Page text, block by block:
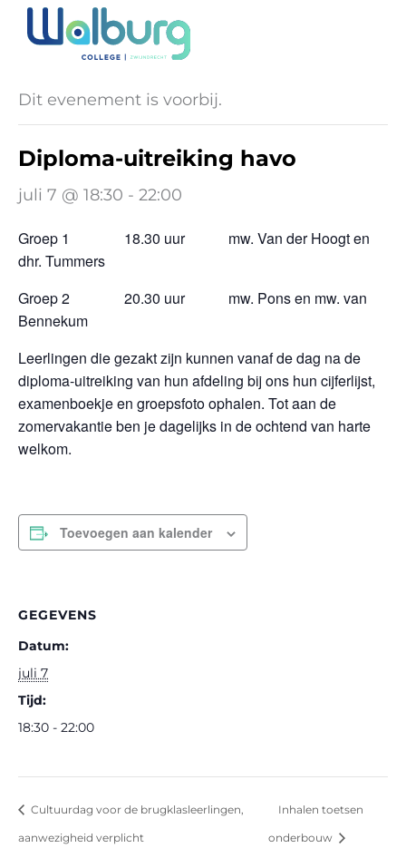
naar
inhoud
« Alle Evenementen
Dit evenement is voorbij.
Diploma-uitreiking havo
juli 7 @ 18:30 - 22:00
Groep 1 18.30 uur mw. Van der Hoogt en
dhr. Tummers
Groep 2 20.30 uur mw. Pons en mw. van
Bennekum
Leerlingen die gezakt zijn kunnen vanaf de dag na de
diploma-uitreiking van hun afdeling bij ons hun cijferlijst,
examenboekje en groepsfoto ophalen. Tot aan de
zomervakantie ben je dagelijks in de ochtend van harte
welkom.
Toevoegen aan kalender
GEGEVENS
Datum:
juli 7
Tijd:
18:30 - 22:00
Cultuurdag voor de brugklasleerlingen,
aanwezigheid verplicht
Inhalen toetsen
onderbouw